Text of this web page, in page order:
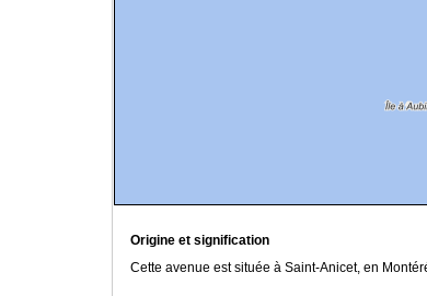
Origine et signification
Cette avenue est située à Saint-Anicet, en